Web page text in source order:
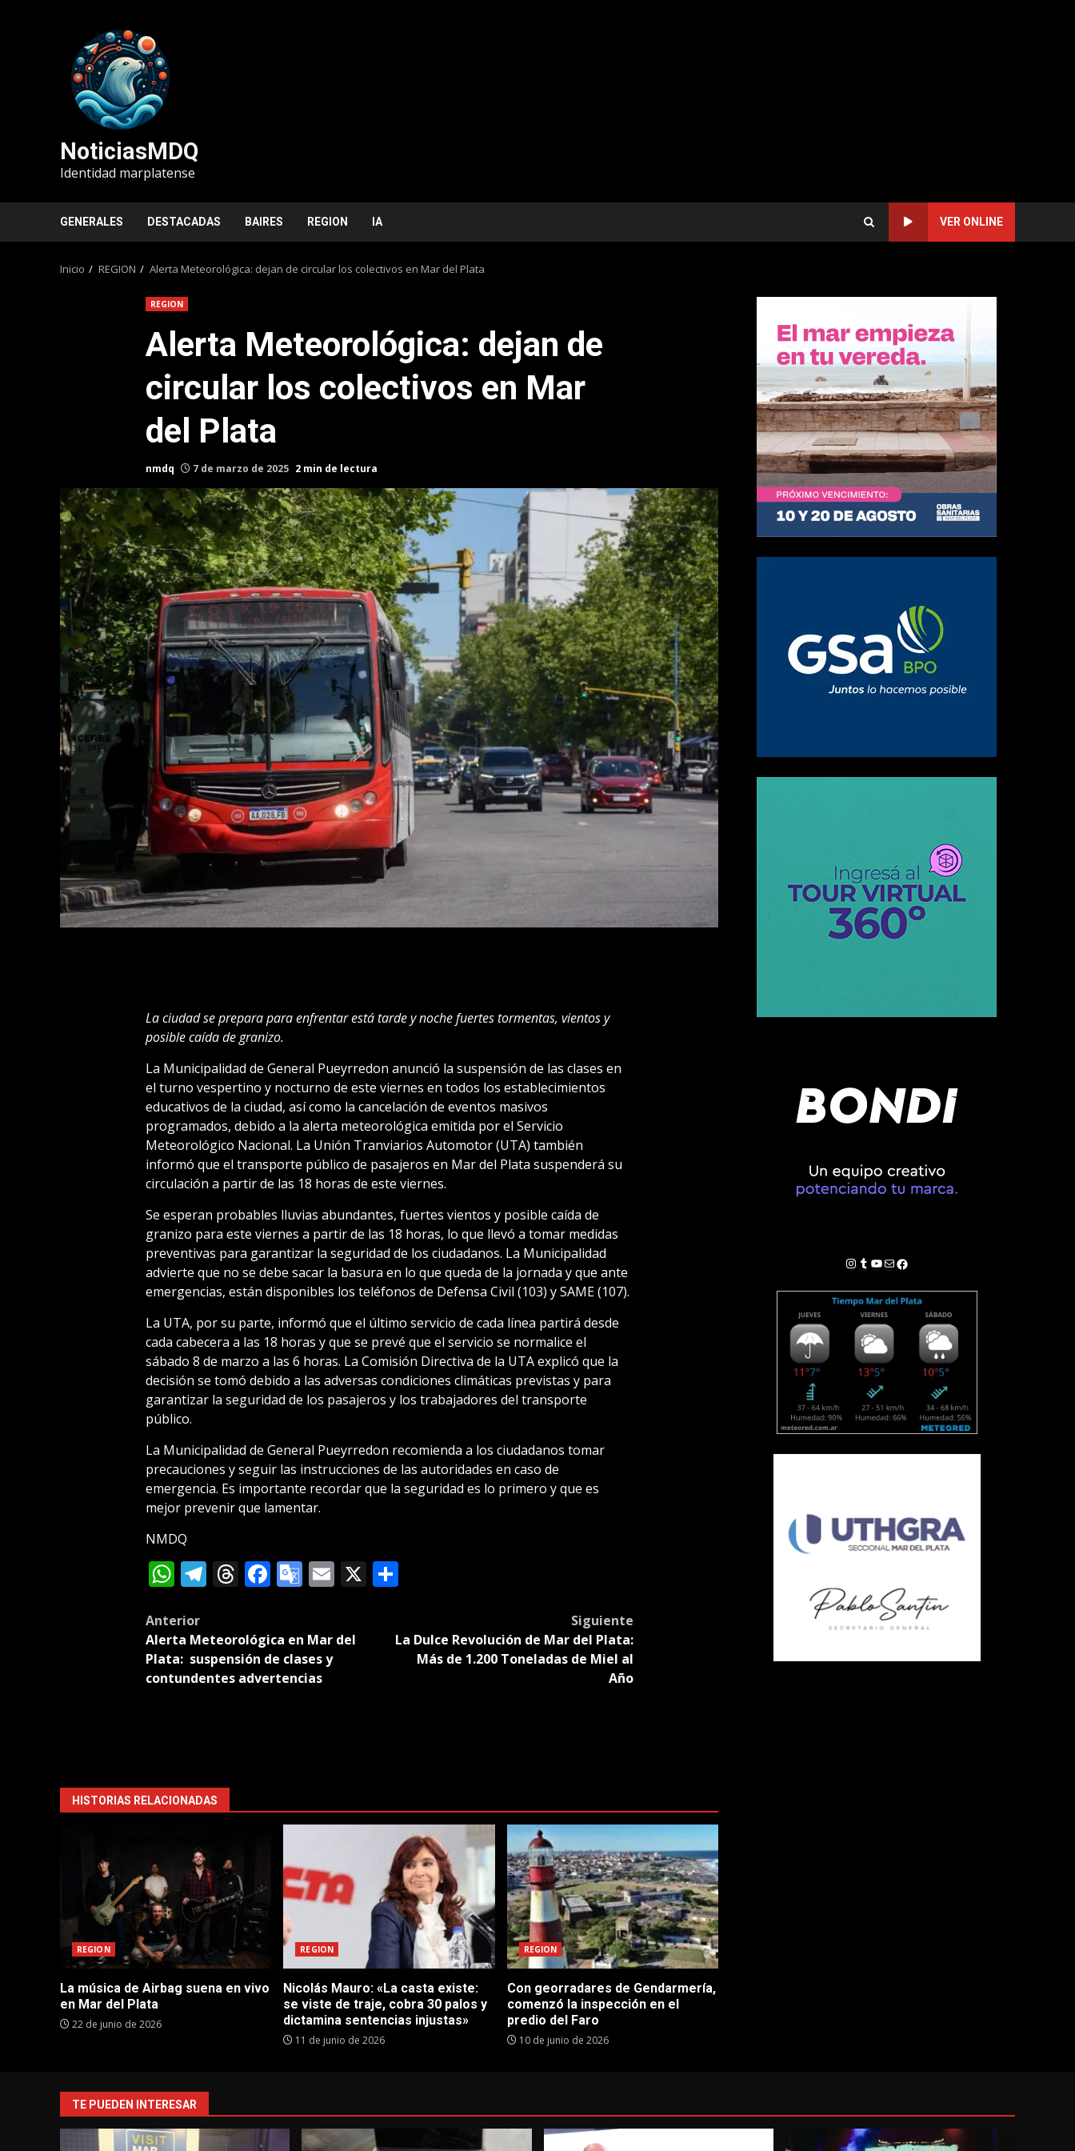
NoticiasMDQ
Identidad marplatense
GENERALES DESTACADAS BAIRES REGION IA VER ONLINE
Inicio REGION Alerta Meteorológica: dejan de circular los colectivos en Mar del Plata
REGION
Alerta Meteorológica: dejan de
circular los colectivos en Mar
del Plata
nmdq 7 de marzo de 2025 2 min de lectura
La ciudad se prepara para enfrentar está tarde y noche fuertes tormentas, vientos y
posible caída de granizo.
La Municipalidad de General Pueyrredon anunció la suspensión de las clases en
el turno vespertino y nocturno de este viernes en todos los establecimientos
educativos de la ciudad, así como la cancelación de eventos masivos
programados, debido a la alerta meteorológica emitida por el Servicio
Meteorológico Nacional. La Unión Tranviarios Automotor (UTA) también
informó que el transporte público de pasajeros en Mar del Plata suspenderá su
circulación a partir de las 18 horas de este viernes.
Se esperan probables lluvias abundantes, fuertes vientos y posible caída de
granizo para este viernes a partir de las 18 horas, lo que llevó a tomar medidas
preventivas para garantizar la seguridad de los ciudadanos. La Municipalidad
advierte que no se debe sacar la basura en lo que queda de la jornada y que ante
emergencias, están disponibles los teléfonos de Defensa Civil (103) y SAME (107).
La UTA, por su parte, informó que el último servicio de cada línea partirá desde
cada cabecera a las 18 horas y que se prevé que el servicio se normalice el
sábado 8 de marzo a las 6 horas. La Comisión Directiva de la UTA explicó que la
decisión se tomó debido a las adversas condiciones climáticas previstas y para
garantizar la seguridad de los pasajeros y los trabajadores del transporte
público.
La Municipalidad de General Pueyrredon recomienda a los ciudadanos tomar
precauciones y seguir las instrucciones de las autoridades en caso de
emergencia. Es importante recordar que la seguridad es lo primero y que es
mejor prevenir que lamentar.
NMDQ
WhatsApp
Telegram
Threads
Facebook
Google
Email
X Compartir
Post
navigation
Anterior
Alerta Meteorológica en Mar del
Plata: suspensión de clases y
contundentes advertencias
Siguiente
La Dulce Revolución de Mar del Plata:
Más de 1.200 Toneladas de Miel al
Año
HISTORIAS RELACIONADAS
REGION
La música de Airbag suena en vivo
en Mar del Plata
22 de junio de 2026
REGION
Nicolás Mauro: «La casta existe:
se viste de traje, cobra 30 palos y
dictamina sentencias injustas»
11 de junio de 2026
REGION
Con georradares de Gendarmería,
comenzó la inspección en el
predio del Faro
10 de junio de 2026
Instagram
Tumblr
YouTube
Correo electrónico
Facebook
TE PUEDEN INTERESAR